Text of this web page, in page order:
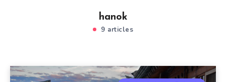
hanok
9 articles